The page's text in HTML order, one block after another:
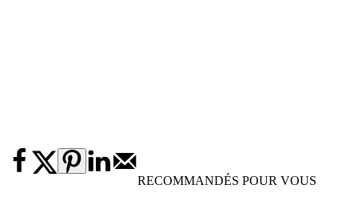
RECOMMANDÉS POUR VOUS